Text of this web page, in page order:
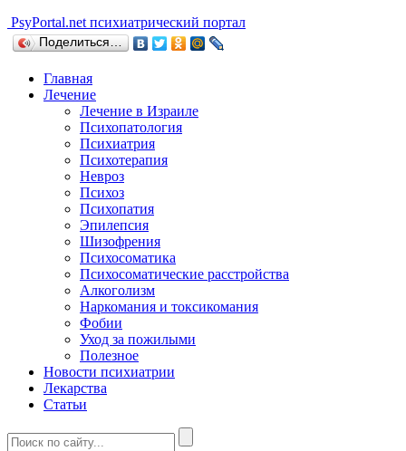
PsyPortal.net психиатрический портал
Поделиться…
Главная
Лечение
Лечение в Израиле
Психопатология
Психиатрия
Психотерапия
Невроз
Психоз
Психопатия
Эпилепсия
Шизофрения
Психосоматика
Психосоматические расстройства
Алкоголизм
Наркомания и токсикомания
Фобии
Уход за пожилыми
Полезное
Новости психиатрии
Лекарства
Статьи